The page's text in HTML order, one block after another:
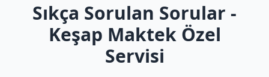
Sıkça Sorulan Sorular -
Keşap Maktek Özel
Servisi